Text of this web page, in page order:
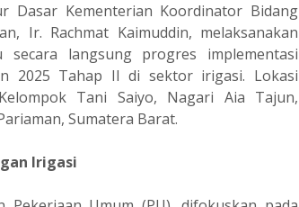
Dasar Kementerian Koordinator Bidang
Ir. Rachmat Kaimuddin, melaksanakan
langsung progres implementasi
2025 Tahap II di sektor irigasi. Lokasi
Tani Saiyo, Nagari Aia Tajun,
Sumatera Barat.
Irigasi